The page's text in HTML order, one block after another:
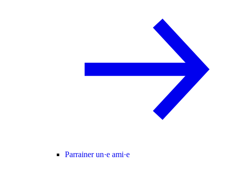
Parrainer un·e ami·e